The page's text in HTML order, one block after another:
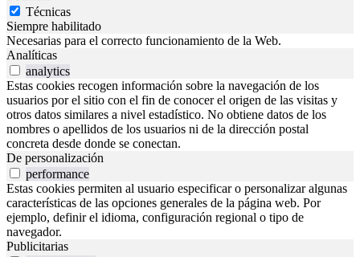
Técnicas
Siempre habilitado
Necesarias para el correcto funcionamiento de la Web.
Analíticas
analytics
Estas cookies recogen información sobre la navegación de los
usuarios por el sitio con el fin de conocer el origen de las visitas y
otros datos similares a nivel estadístico. No obtiene datos de los
nombres o apellidos de los usuarios ni de la dirección postal
concreta desde donde se conectan.
De personalización
performance
Estas cookies permiten al usuario especificar o personalizar algunas
características de las opciones generales de la página web. Por
ejemplo, definir el idioma, configuración regional o tipo de
navegador.
Publicitarias